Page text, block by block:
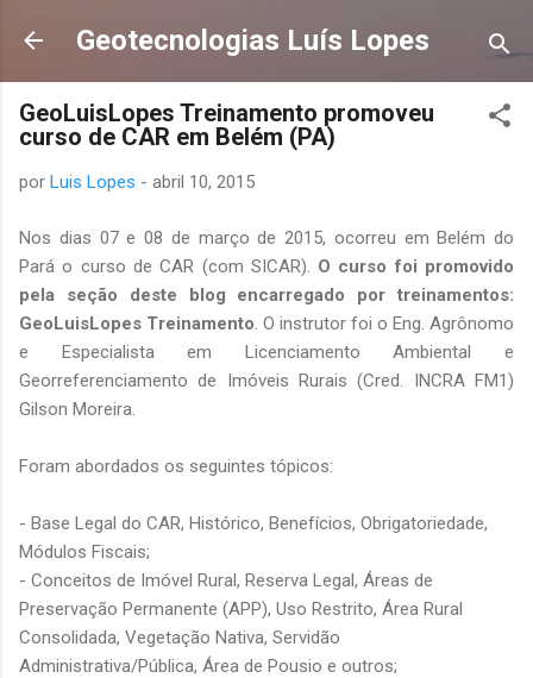
Pular para o conteúdo principal
Geotecnologias Luís Lopes
GeoLuisLopes Treinamento promoveu
curso de CAR em Belém (PA)
por Luis Lopes - abril 10, 2015
Nos dias 07 e 08 de março de 2015, ocorreu em Belém do
Pará o curso de CAR (com SICAR). O curso foi promovido
pela seção deste blog encarregado por treinamentos:
GeoLuisLopes Treinamento . O instrutor foi o Eng. Agrônomo
e Especialista em Licenciamento Ambiental e
Georreferenciamento de Imóveis Rurais (Cred. INCRA FM1)
Gilson Moreira.
Foram abordados os seguintes tópicos:
- Base Legal do CAR, Histórico, Benefícios, Obrigatoriedade,
Módulos Fiscais;
- Conceitos de Imóvel Rural, Reserva Legal, Áreas de
Preservação Permanente (APP), Uso Restrito, Área Rural
Consolidada, Vegetação Nativa, Servidão
Administrativa/Pública, Área de Pousio e outros;